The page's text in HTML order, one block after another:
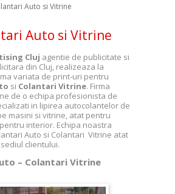
Auto si Vitrine
Auto si Vitrine
Cluj agentie de publicitate si
din Cluj, realizeaza la
variata de print-uri pentru
si Colantari Vitrine. Firma
de o echipa profesionista de
in lipirea autocolantelor de
masini si vitrine, atat pentru
interior. Echipa noastra
Auto si Colantari Vitrine atat
clientului.
– Colantari Vitrine